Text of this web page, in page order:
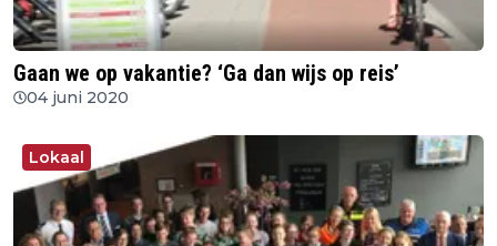
Gaan we op vakantie? ‘Ga dan wijs op reis’
04 juni 2020
Lokaal